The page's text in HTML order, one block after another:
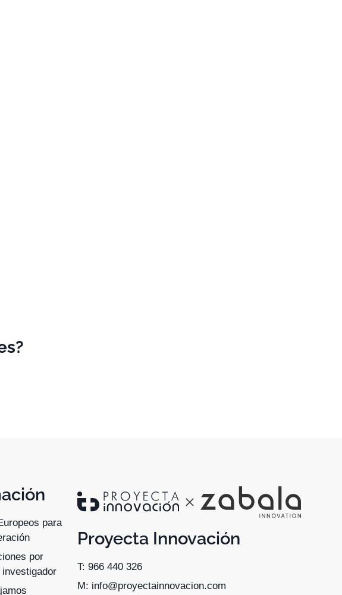
para
por
investigador
Proyecta Innovación
T: 966 440 326
M: info@proyectainnovacion.com